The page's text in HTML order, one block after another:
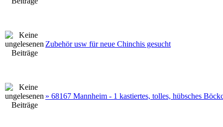
Zubehör usw für neue Chinchis gesucht
» 68167 Mannheim - 1 kastiertes, tolles, hübsches